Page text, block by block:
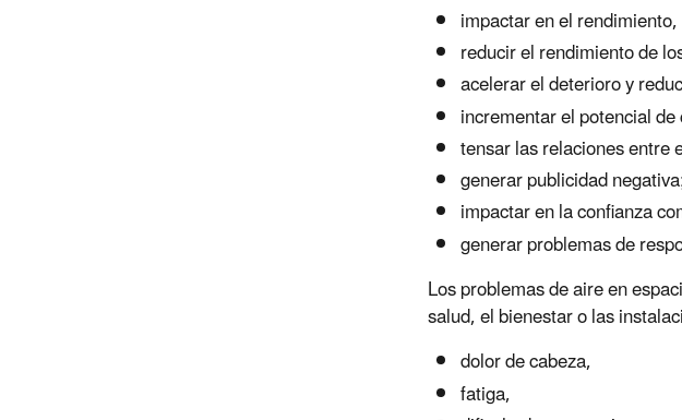
impactar en el
reducir el rendimiento de
acelerar el deterioro y
incrementar el potencial
tensar las relaciones entre
generar publicidad
impactar en la confianza
generar problemas de
Los problemas de aire en
salud, el bienestar o las
dolor de cabeza,
fatiga,